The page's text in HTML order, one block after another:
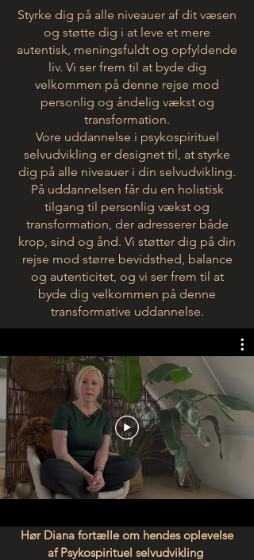
Styrke dig på alle niveauer af dit væsen
og støtte dig i at leve et mere
autentisk, meningsfuldt og opfyldende
liv. Vi ser frem til at byde dig
velkommen på denne rejse mod
personlig og åndelig vækst og
transformation.
Vore uddannelse i psykospirituel
selvudvikling er designet til, at styrke
dig på alle niveauer i din selvudvikling.
På uddannelsen får du en holistisk
tilgang til personlig vækst og
transformation, der adresserer både
krop, sind og ånd. Vi støtter dig på din
rejse mod større bevidsthed, balance
og autenticitet, og vi ser frem til at
byde dig velkommen på denne
transformative uddannelse.
Hør Diana fortælle om hendes oplevelse
af Psykospirituel selvudvikling